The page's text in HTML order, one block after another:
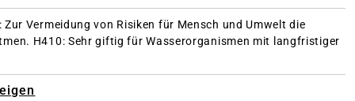
Zur Vermeidung von Risiken für Mensch und Umwelt die
H410: Sehr giftig für Wasserorganismen mit langfristiger